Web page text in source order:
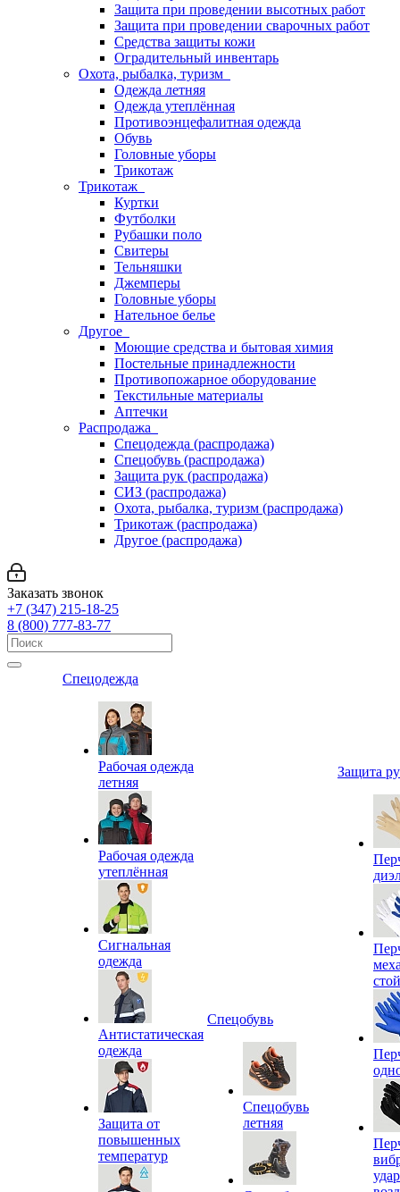
Защита при проведении высотных работ
Защита при проведении сварочных работ
Средства защиты кожи
Оградительный инвентарь
Охота, рыбалка, туризм
Одежда летняя
Одежда утеплённая
Противоэнцефалитная одежда
Обувь
Головные уборы
Трикотаж
Трикотаж
Куртки
Футболки
Рубашки поло
Свитеры
Тельняшки
Джемперы
Головные уборы
Нательное белье
Другое
Моющие средства и бытовая химия
Постельные принадлежности
Противопожарное оборудование
Текстильные материалы
Аптечки
Распродажа
Спецодежда (распродажа)
Спецобувь (распродажа)
Защита рук (распродажа)
СИЗ (распродажа)
Охота, рыбалка, туризм (распродажа)
Трикотаж (распродажа)
Другое (распродажа)
Заказать звонок
+7 (347) 215-18-25
8 (800) 777-83-77
Спецодежда
Рабочая одежда
летняя
Рабочая одежда
утеплённая
Сигнальная
одежда
Антистатическая
одежда
Защита от
повышенных
температур
Спецобувь
Спецобувь
летняя
Защита